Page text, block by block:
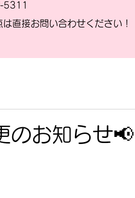
5311
直接お問い合わせください！
のお知らせ📢